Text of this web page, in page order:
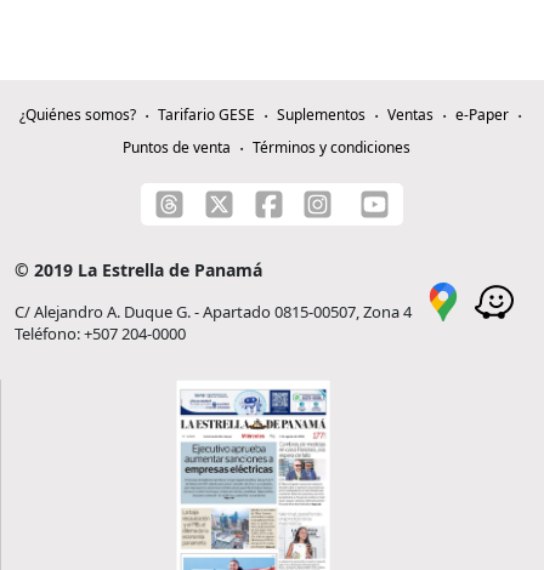
¿Quiénes somos? Tarifario GESE Suplementos Ventas
e-Paper
Puntos de venta
Términos y condiciones
© 2019 La Estrella de Panamá
C/ Alejandro A. Duque G. - Apartado 0815-00507, Zona 4
Teléfono: +507 204-0000